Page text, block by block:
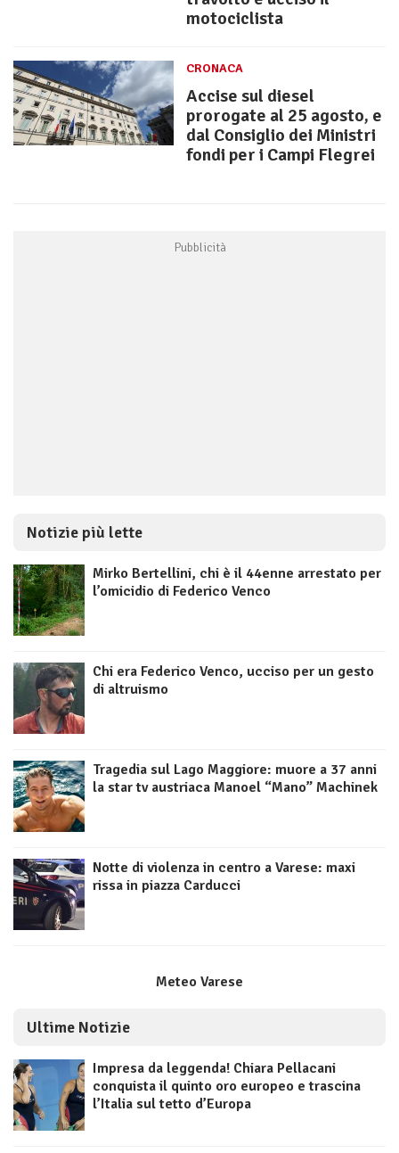
motociclista
CRONACA
Accise sul diesel
prorogate al 25 agosto, e
dal Consiglio dei Ministri
fondi per i Campi Flegrei
Notizie più lette
Mirko Bertellini, chi è il 44enne arrestato per
l’omicidio di Federico Venco
Chi era Federico Venco, ucciso per un gesto
di altruismo
Tragedia sul Lago Maggiore: muore a 37 anni
la star tv austriaca Manoel “Mano” Machinek
Notte di violenza in centro a Varese: maxi
rissa in piazza Carducci
Meteo Varese
Ultime Notizie
Impresa da leggenda! Chiara Pellacani
conquista il quinto oro europeo e trascina
l’Italia sul tetto d’Europa